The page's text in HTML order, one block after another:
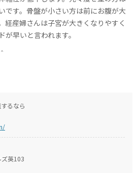
です。骨盤が小さい方は前にお腹が大
経産婦さんは子宮が大きくなりやすく
早いと言われます。
るなら
英103